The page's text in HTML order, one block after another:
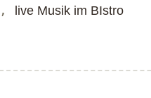
, live Musik im BIstro